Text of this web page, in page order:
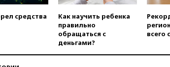
средства
Как научить ребенка
правильно
обращаться с
деньгами?
всего